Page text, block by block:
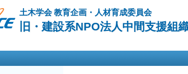
土木学会 教育企画・人材育成委員会
旧・建設系NPO法人中間支援組